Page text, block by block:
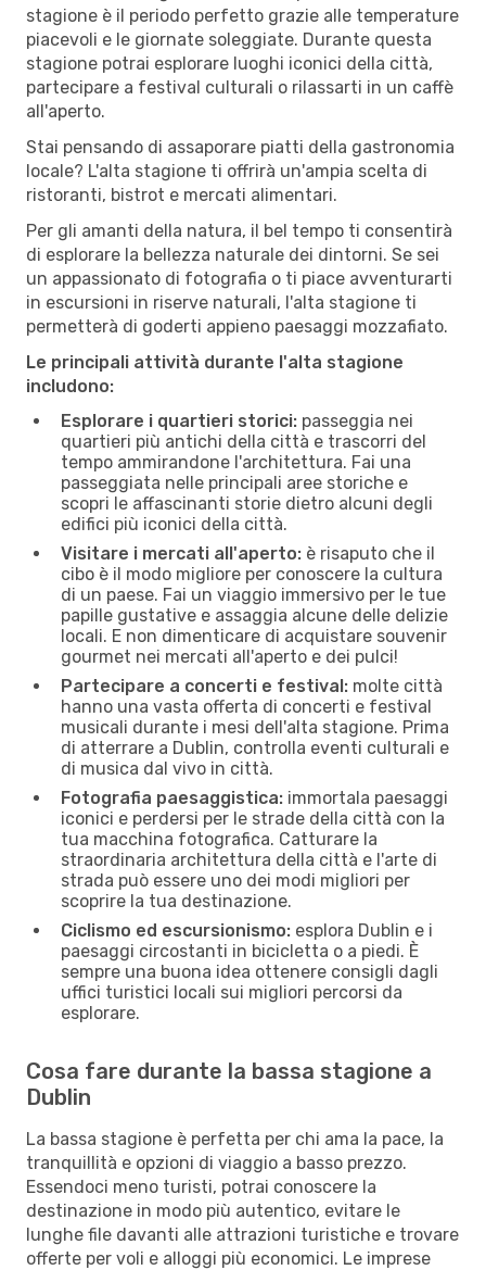
stagione è il periodo perfetto grazie alle temperature
piacevoli e le giornate soleggiate. Durante questa
stagione potrai esplorare luoghi iconici della città,
partecipare a festival culturali o rilassarti in un caffè
all'aperto.
Stai pensando di assaporare piatti della gastronomia
locale? L'alta stagione ti offrirà un'ampia scelta di
ristoranti, bistrot e mercati alimentari.
Per gli amanti della natura, il bel tempo ti consentirà
di esplorare la bellezza naturale dei dintorni. Se sei
un appassionato di fotografia o ti piace avventurarti
in escursioni in riserve naturali, l'alta stagione ti
permetterà di goderti appieno paesaggi mozzafiato.
Le principali attività durante l'alta stagione
includono:
Esplorare i quartieri storici: passeggia nei
quartieri più antichi della città e trascorri del
tempo ammirandone l'architettura. Fai una
passeggiata nelle principali aree storiche e
scopri le affascinanti storie dietro alcuni degli
edifici più iconici della città.
Visitare i mercati all'aperto: è risaputo che il
cibo è il modo migliore per conoscere la cultura
di un paese. Fai un viaggio immersivo per le tue
papille gustative e assaggia alcune delle delizie
locali. E non dimenticare di acquistare souvenir
gourmet nei mercati all'aperto e dei pulci!
Partecipare a concerti e festival: molte città
hanno una vasta offerta di concerti e festival
musicali durante i mesi dell'alta stagione. Prima
di atterrare a Dublin, controlla eventi culturali e
di musica dal vivo in città.
Fotografia paesaggistica: immortala paesaggi
iconici e perdersi per le strade della città con la
tua macchina fotografica. Catturare la
straordinaria architettura della città e l'arte di
strada può essere uno dei modi migliori per
scoprire la tua destinazione.
Ciclismo ed escursionismo: esplora Dublin e i
paesaggi circostanti in bicicletta o a piedi. È
sempre una buona idea ottenere consigli dagli
uffici turistici locali sui migliori percorsi da
esplorare.
Cosa fare durante la bassa stagione a
Dublin
La bassa stagione è perfetta per chi ama la pace, la
tranquillità e opzioni di viaggio a basso prezzo.
Essendoci meno turisti, potrai conoscere la
destinazione in modo più autentico, evitare le
lunghe file davanti alle attrazioni turistiche e trovare
offerte per voli e alloggi più economici. Le imprese